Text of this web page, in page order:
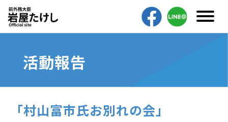
活動報告
「村山富市氏お別れの会」